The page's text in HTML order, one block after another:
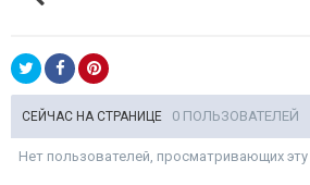
СЕЙЧАС НА СТРАНИЦЕ 0 ПОЛЬЗОВАТЕЛЕЙ
Нет пользователей, просматривающих эту